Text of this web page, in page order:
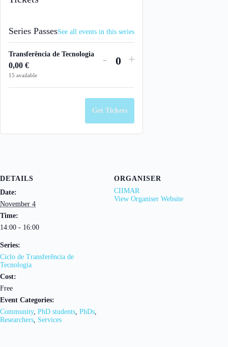
DETAILS
Date:
November 4
Time:
14:00 - 16:00
Series:
Ciclo de Transferência de
Tecnologia
Cost:
Free
Event Categories:
Community, PhD students PhDs
Researchers Services
ORGANISER
CIIMAR
View Organiser Website
Series PassesSee all events in this series
Transferência de Tecnologia
0,00 €
15 available
Decrease
quantity
for
Transferência
de
-
Q
a
n
t
Increase
quantity
for
de
+
Get Tickets